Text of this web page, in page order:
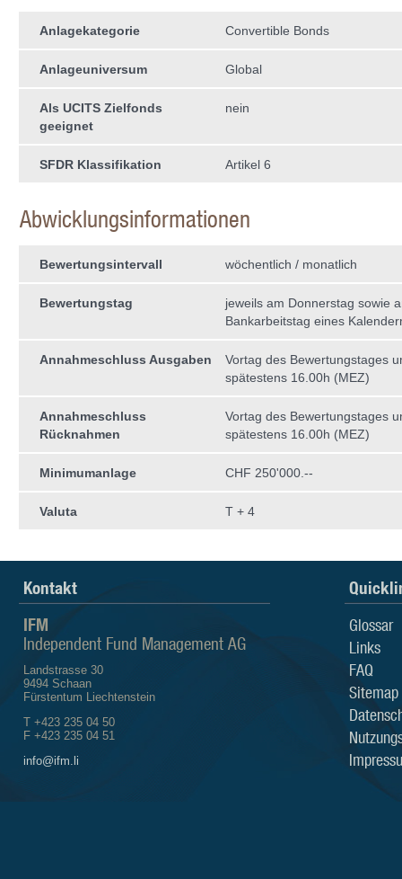
Anlagekategorie Convertible Bonds
Anlageuniversum Global
Als UCITS Zielfonds
geeignet
nein
SFDR Klassifikation Artikel 6
Abwicklungsinformationen
Bewertungsintervall wöchentlich / monatlich
Bewertungstag
jeweils am Donnerstag sowie
Bankarbeitstag eines
Annahmeschluss Ausgaben
Vortag des Bewertungstages
spätestens 16.00h (MEZ)
Annahmeschluss
Rücknahmen
Vortag des Bewertungstages
spätestens 16.00h (MEZ)
Minimumanlage CHF 250'000.--
Valuta T + 4
Kontakt
IFM
Independent Fund Management AG
Landstrasse 30
9494 Schaan
Fürstentum Liechtenstein
T +423 235 04 50
F +423 235 04 51
info@ifm.li
Glossar
Links
FAQ
Sitemap